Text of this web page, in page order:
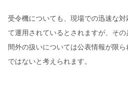
受令機についても、現場での迅速な
て運用されているとされますが、そ
間外の扱いについては公表情報が限
ではないと考えられます。